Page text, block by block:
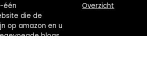
één
die de
op amazon en u
blogs.
Overzicht